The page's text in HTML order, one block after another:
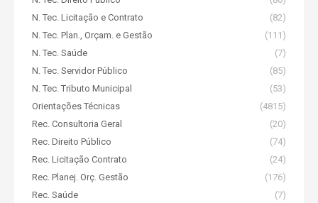
N. Tec. Licitação e Contrato
(82)
N. Tec. Plan., Orçam. e Gestão
(111)
N. Tec. Saúde
(7)
N. Tec. Servidor Público
(85)
N. Tec. Tributo Municipal
(53)
Orientações Técnicas
(4815)
Rec. Consultoria Geral
(20)
Rec. Direito Público
(74)
Rec. Licitação Contrato
(24)
Rec. Planej. Orç. Gestão
(176)
Rec. Saúde
(7)